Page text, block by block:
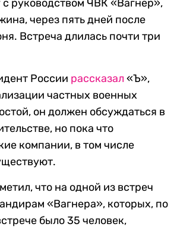
с руководством ЧВК «Вагнер»,
через пять дней после
Встреча длилась почти три
России рассказал «Ъ»,
частных военных
он должен обсуждаться в
но пока что
компании, в том числе
что на одной из встреч
«Вагнера», которых, по
было 35 человек,